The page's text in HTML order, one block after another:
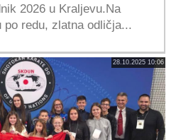
2026 u Kraljevu.Na
redu, zlatna odličja...
28.10.2025 10:06